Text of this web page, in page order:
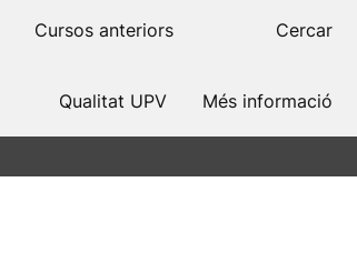
Cursos anteriors Cercar
Més informació
Qualitat UPV